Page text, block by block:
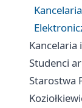
Studenci
Starostwa